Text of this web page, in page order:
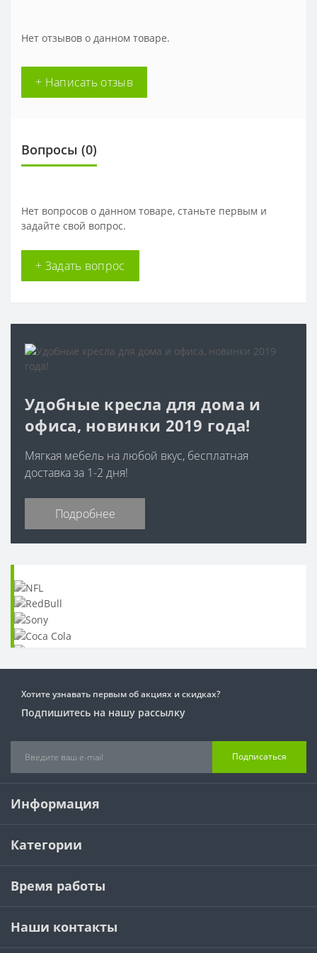
Нет отзывов о данном товаре.
+ Написать отзыв
Вопросы (0)
Нет вопросов о данном товаре, станьте первым и
задайте свой вопрос.
+ Задать вопрос
Удобные кресла для дома и
офиса, новинки 2019 года!
Мягкая мебель на любой вкус, бесплатная
доставка за 1-2 дня!
Подробнее
Хотите узнавать первым об акциях и скидках?
Подпишитесь на нашу рассылку
Подписаться
Информация
Категории
Время работы
Наши контакты